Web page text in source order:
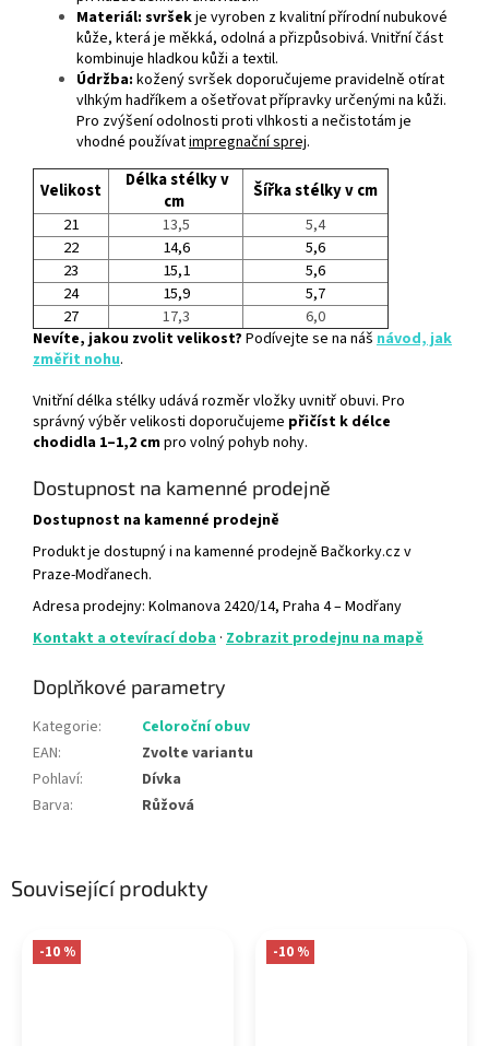
Související produkty
-10 % -10 %
Materiál: svršekje vyroben z kvalitní přírodní nubukové
kůže, která je měkká, odolná a přizpůsobivá. Vnitřní část
kombinuje hladkou kůži a textil.
Údržba: kožený svršek doporučujeme pravidelně otírat
vlhkým hadříkem a ošetřovat přípravky určenými na kůži.
Pro zvýšení odolnosti proti vlhkosti a nečistotám je
vhodné používatimpregnační sprej.
Velikost
Délka stélky v
cm
Šířka stélky v cm
21
13,5 5,4
22 14,6
5,6
23
15,1
5,6
24
15,9
5,7
27
17,3
6,0
Nevíte, jakou zvolit velikost? Podívejte se na náš návod, jak
změřit nohu.
Vnitřní délka stélky udává rozměr vložky uvnitř obuvi. Pro
správný výběr velikosti doporučujeme přičíst k délce
chodidla 1–1,2 cmpro volný pohyb nohy.
Dostupnost na kamenné prodejně
Dostupnost na kamenné prodejně
Produkt je dostupný i na kamenné prodejně Bačkorky.cz v
Praze-Modřanech.
Adresa prodejny: Kolmanova 2420/14, Praha 4 – Modřany
Kontakt a otevírací doba · Zobrazit prodejnu na mapě
Doplňkové parametry
Kategorie:
Celoroční obuv
EAN:
Zvolte variantu
Pohlaví:
Dívka
Barva: Růžová